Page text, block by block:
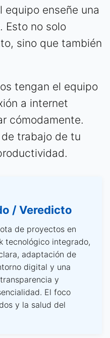
equipo enseñe una
Esto no solo
sino que también
tengan el equipo
a internet
cómodamente.
trabajo de tu
/ Veredicto
de proyectos en
tecnológico integrado,
adaptación de
digital y una
y
El foco
y la salud del